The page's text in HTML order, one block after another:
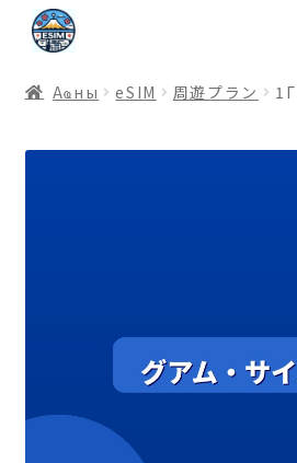
ナ
ビ
ー
ョ
コ
ン
ン
ス
Аҩны еSIM 周遊プラン